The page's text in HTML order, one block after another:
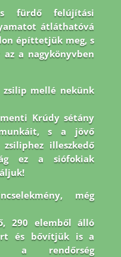
fürdő felújítási
átláthatóvá
építtetjük meg, s
a nagykönyvben
zsilip mellé nekünk
Krúdy sétány
s a jövő
illeszkedő
ez a siófokiak
még
290 elemből álló
és bővítjük is a
a rendőrség